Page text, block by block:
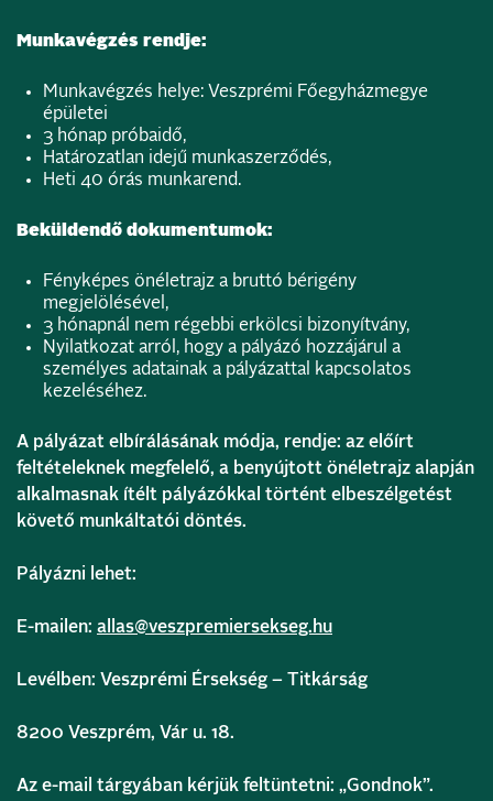
Munkavégzés rendje:
Munkavégzés helye: Veszprémi Főegyházmegye
épületei
3 hónap próbaidő,
Határozatlan idejű munkaszerződés,
Heti 40 órás munkarend.
Beküldendő dokumentumok:
Fényképes önéletrajz a bruttó bérigény
megjelölésével,
3 hónapnál nem régebbi erkölcsi bizonyítvány,
Nyilatkozat arról, hogy a pályázó hozzájárul a
személyes adatainak a pályázattal kapcsolatos
kezeléséhez.
A pályázat elbírálásának módja, rendje: az előírt
feltételeknek megfelelő, a benyújtott önéletrajz alapján
alkalmasnak ítélt pályázókkal történt elbeszélgetést
követő munkáltatói döntés.
Pályázni lehet:
E-mailen: allas@veszpremiersekseg.hu
Levélben: Veszprémi Érsekség – Titkárság
8200 Veszprém, Vár u. 18.
Az e-mail tárgyában kérjük feltüntetni: „Gondnok”.